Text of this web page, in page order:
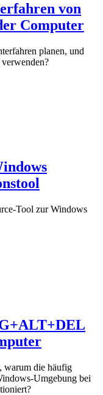
von
Computer
planen, und
Tool zur Windows
warum die häufig
Umgebung bei